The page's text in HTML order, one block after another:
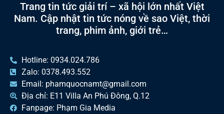
Trang tin tức giải trí – xã hội lớn nhất Việt
Nam. Cập nhật tin tức nóng về sao Việt, thời
trang, phim ảnh, giới trẻ…
Hotline: 0934.024.786
Zalo: 0378.493.552
Email: phamquocnamt@gmail.com
Địa chỉ: E11 Villa An Phú Đông, Q.12
Fanpage: Phạm Gia Media